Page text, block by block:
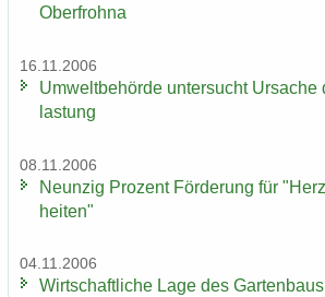
Oberfrohna
16.11.2006
Um­welt­be­hör­de un­ter­sucht
las­tung
08.11.2006
Neun­zig Pro­zent För­de­rung für
hei­ten"
04.11.2006
Wirt­schaft­li­che Lage des